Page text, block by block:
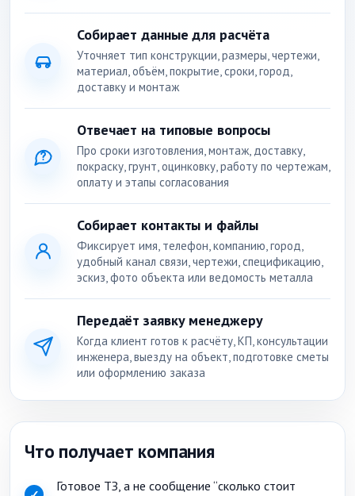
Собирает данные для расчёта
Уточняет тип конструкции, размеры, чертежи,
материал, объём, покрытие, сроки, город,
доставку и монтаж
Отвечает на типовые вопросы
Про сроки изготовления, монтаж, доставку,
покраску, грунт, оцинковку, работу по чертежам,
оплату и этапы согласования
Собирает контакты и файлы
Фиксирует имя, телефон, компанию, город,
удобный канал связи, чертежи, спецификацию,
эскиз, фото объекта или ведомость металла
Передаёт заявку менеджеру
Когда клиент готов к расчёту, КП, консультации
инженера, выезду на объект, подготовке сметы
или оформлению заказа
Что получает компания
Готовое ТЗ, а не сообщение “сколько стоит